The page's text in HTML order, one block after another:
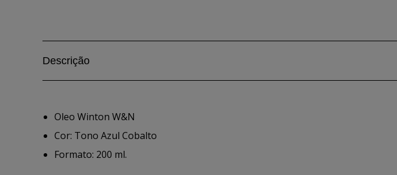
Descrição
Oleo Winton W&N
Cor: Tono Azul Cobalto
Formato: 200 ml.